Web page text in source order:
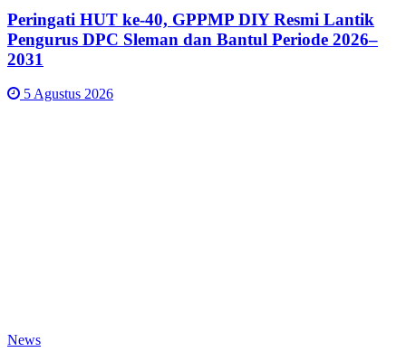
Peringati HUT ke-40, GPPMP DIY Resmi Lantik
Pengurus DPC Sleman dan Bantul Periode 2026–
2031
5 Agustus 2026
News